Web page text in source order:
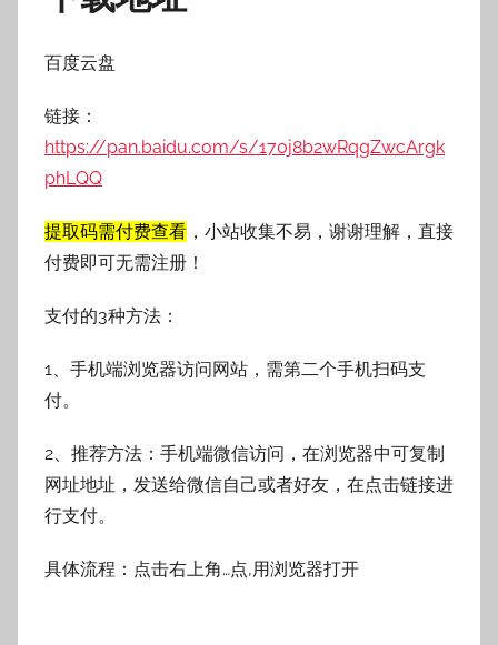
百度云盘
链接：
https://pan.baidu.com/s/170j8b2wRqgZwcArgk
phLQQ
提取码需付费查看 ，小站收集不易，谢谢理解，直接
付费即可无需注册！
支付的3种方法：
1、手机端浏览器访问网站，需第二个手机扫码支
付。
2、推荐方法：手机端微信访问，在浏览器中可复制
网址地址，发送给微信自己或者好友，在点击链接进
行支付。
具体流程：点击右上角…点,用浏览器打开